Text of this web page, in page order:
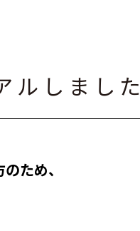
しました
ため、